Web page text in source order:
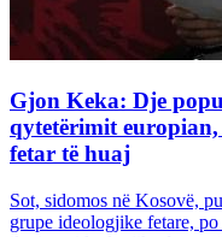
Gjon Keka: Dje
qytetërimit
fetar të huaj
Sot, sidomos në Kosovë,
grupe ideologjike fetare,